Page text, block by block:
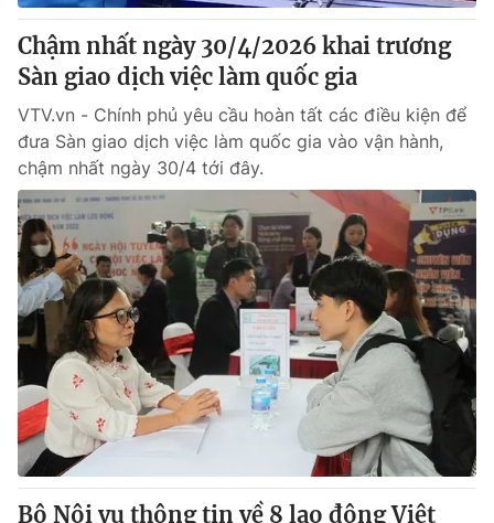
Chậm nhất ngày 30/4/2026 khai trương
Sàn giao dịch việc làm quốc gia
VTV.vn - Chính phủ yêu cầu hoàn tất các điều kiện để
đưa Sàn giao dịch việc làm quốc gia vào vận hành,
chậm nhất ngày 30/4 tới đây.
Bộ Nội vụ thông tin về 8 lao động Việt